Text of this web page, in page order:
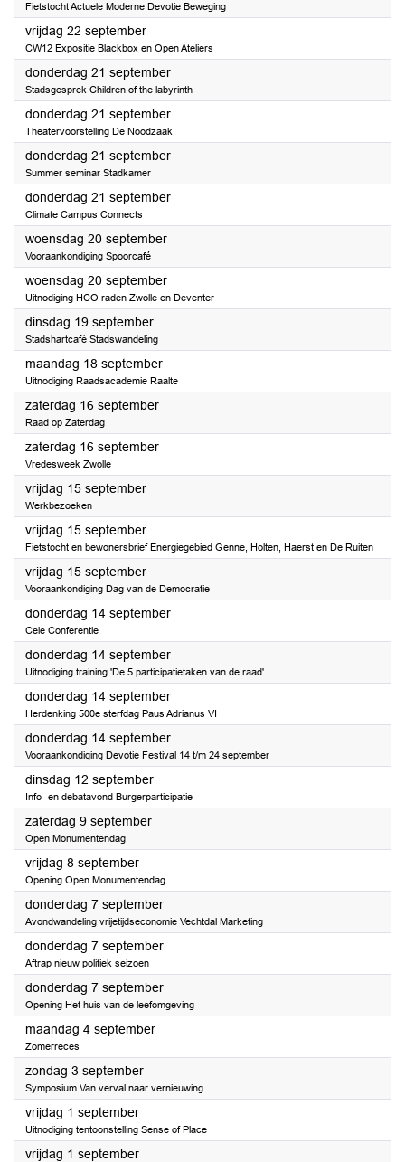
Fietstocht Actuele Moderne Devotie Beweging
vrijdag 22 september2023
CW12 Expositie Blackbox en Open Ateliers
donderdag 21 september2023
Stadsgesprek Children of the labyrinth
donderdag 21 september2023
Theatervoorstelling De Noodzaak
donderdag 21 september2023
Summer seminar Stadkamer
donderdag 21 september2023
Climate Campus Connects
woensdag 20 september2023
Vooraankondiging Spoorcafé
woensdag 20 september2023
Uitnodiging HCO raden Zwolle en Deventer
dinsdag 19 september2023
Stadshartcafé Stadswandeling
maandag 18 september2023
Uitnodiging Raadsacademie Raalte
zaterdag 16 september2023
Raad op Zaterdag
zaterdag 16 september2023
Vredesweek Zwolle
vrijdag 15 september2023
Werkbezoeken
vrijdag 15 september2023
Fietstocht en bewonersbrief Energiegebied Genne, Holten, Haerst en De Ruiten
vrijdag 15 september2023
Vooraankondiging Dag van de Democratie
donderdag 14 september2023
Cele Conferentie
donderdag 14 september2023
Uitnodiging training 'De 5 participatietaken van de raad'
donderdag 14 september2023
Herdenking 500e sterfdag Paus Adrianus VI
donderdag 14 september2023
Vooraankondiging Devotie Festival 14 t/m 24 september
dinsdag 12 september2023
Info- en debatavond Burgerparticipatie
zaterdag 9 september2023
Open Monumentendag
vrijdag 8 september2023
Opening Open Monumentendag
donderdag 7 september2023
Avondwandeling vrijetijdseconomie Vechtdal Marketing
donderdag 7 september2023
Aftrap nieuw politiek seizoen
donderdag 7 september2023
Opening Het huis van de leefomgeving
maandag 4 september2023
Zomerreces
zondag 3 september2023
Symposium Van verval naar vernieuwing
vrijdag 1 september2023
Uitnodiging tentoonstelling Sense of Place
vrijdag 1 september2023